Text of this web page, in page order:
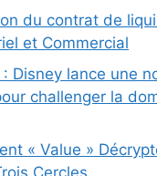
du contrat de
et Commercial
Disney lance une
challenger la
« Value »